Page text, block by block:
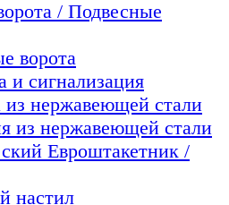
/ Подвесные
ворота
и сигнализация
нержавеющей стали
из нержавеющей стали
Евроштакетник /
настил